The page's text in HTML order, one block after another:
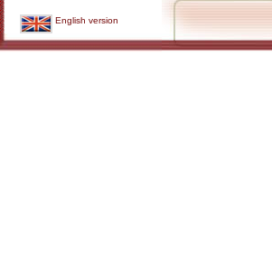
English version